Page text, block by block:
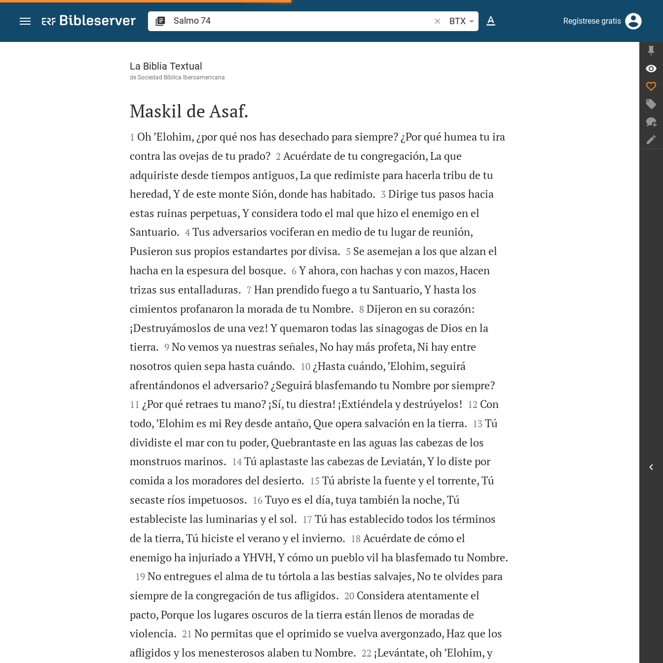
Ir a un contenido
Buscar versículo bíblico o palabra
BTX Regístrese gratis
Salmo 74
La Biblia Textual
de Sociedad Bíblica Iberoamericana

Maskil de Asaf.

1 Oh ’Elohim, ¿por qué nos has desechado para siempre? ¿Por qué humea tu ira
contra las ovejas de tu prado?
2 Acuérdate de tu congregación, La que
adquiriste desde tiempos antiguos, La que redimiste para hacerla tribu de tu
heredad, Y de este monte Sión, donde has habitado.
3 Dirige tus pasos hacia
estas ruinas perpetuas, Y considera todo el mal que hizo el enemigo en el
Santuario.
4 Tus adversarios vociferan en medio de tu lugar de reunión,
Pusieron sus propios estandartes por divisa.
5 Se asemejan a los que alzan el
hacha en la espesura del bosque.
6 Y ahora, con hachas y con mazos, Hacen
trizas sus entalladuras.
7 Han prendido fuego a tu Santuario, Y hasta los
cimientos profanaron la morada de tu Nombre.
8 Dijeron en su corazón:
¡Destruyámoslos de una vez! Y quemaron todas las sinagogas de Dios en la
tierra.
9 No vemos ya nuestras señales, No hay más profeta, Ni hay entre
nosotros quien sepa hasta cuándo.
10 ¿Hasta cuándo, ’Elohim, seguirá
afrentándonos el adversario? ¿Seguirá blasfemando tu Nombre por siempre?
11 ¿Por qué retraes tu mano? ¡Sí, tu diestra! ¡Extiéndela y destrúyelos!
12 Con
todo, ’Elohim es mi Rey desde antaño, Que opera salvación en la tierra.
13 Tú
dividiste el mar con tu poder, Quebrantaste en las aguas las cabezas de los
monstruos marinos.
14 Tú aplastaste las cabezas de Leviatán, Y lo diste por
comida a los moradores del desierto.
15 Tú abriste la fuente y el torrente, Tú
secaste ríos impetuosos.
16 Tuyo es el día, tuya también la noche, Tú
estableciste las luminarias y el sol.
17 Tú has establecido todos los términos
de la tierra, Tú hiciste el verano y el invierno.
18 Acuérdate de cómo el
enemigo ha injuriado a YHVH, Y cómo un pueblo vil ha blasfemado tu Nombre.

19 No entregues el alma de tu tórtola a las bestias salvajes, No te olvides para
siempre de la congregación de tus afligidos.
20 Considera atentamente el
pacto, Porque los lugares oscuros de la tierra están llenos de moradas de
violencia.
21 No permitas que el oprimido se vuelva avergonzado, Haz que los
afligidos y los menesterosos alaben tu Nombre.
22 ¡Levántate, oh ’Elohim, y